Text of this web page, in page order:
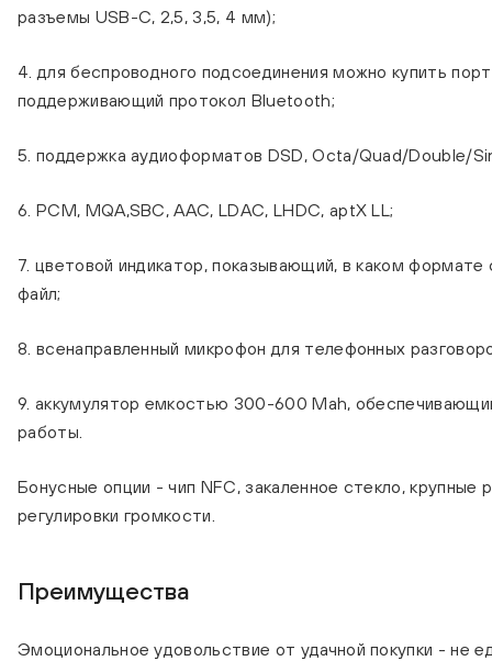
разъемы USB-C, 2,5, 3,5, 4 мм);
4. для беспроводного подсоединения можно купить
поддерживающий протокол Bluetooth;
5. поддержка аудиоформатов DSD, Octa/Quad/Double/
6. PCM, MQA,SBC, AAC, LDAC, LHDC, aptX LL;
7. цветовой индикатор, показывающий, в каком
файл;
8. всенаправленный микрофон для телефонных
9. аккумулятор емкостью 300-600 Mah,
работы.
Бонусные опции - чип NFC, закаленное стекло, крупные
регулировки громкости.
Преимущества
Эмоциональное удовольствие от удачной покупки - не